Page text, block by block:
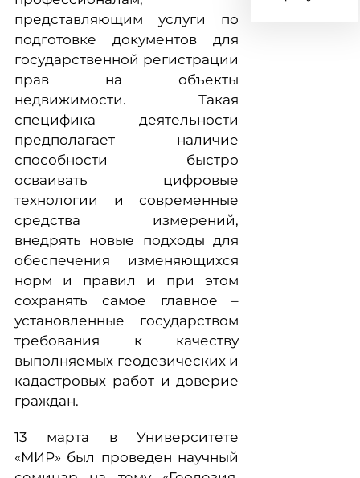
представляющим услуги по
подготовке документов для
государственной регистрации
прав на объекты
недвижимости. Такая
специфика деятельности
предполагает наличие
способности быстро
осваивать цифровые
технологии и современные
средства измерений,
внедрять новые подходы для
обеспечения изменяющихся
норм и правил и при этом
сохранять самое главное –
установленные государством
требования к качеству
выполняемых геодезических и
кадастровых работ и доверие
граждан.
13 марта в Университете
«МИР» был проведен научный